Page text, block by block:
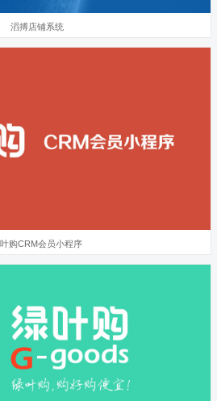
滔搏店铺系统
购CRM会员小程序